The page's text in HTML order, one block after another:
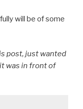
will be of some
post, just wanted
was in front of